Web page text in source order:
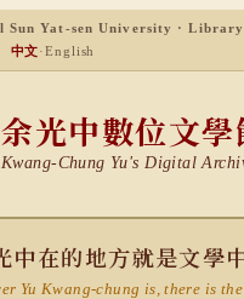
Sun Yat-sen University · Library
中文·English
余光中數位文學
Kwang-Chung Yu's Digital
中在的地方就是文學
Yu Kwang-chung is, there is